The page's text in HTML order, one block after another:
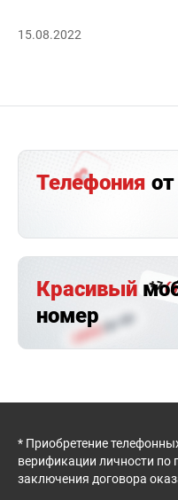
15.08.2022
Телефония
Красивый
номер
* Приобретение
верификации личности по
заключения договора